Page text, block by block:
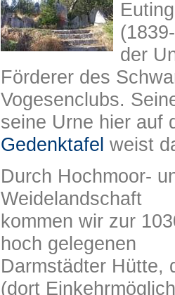
der
Förderer des
Vogesenclubs.
seine Urne hier auf
Gedenktafel weist
Durch Hochmoor-
Weidelandschaft
kommen wir zur
hoch gelegenen
Darmstädter Hütte,
(dort